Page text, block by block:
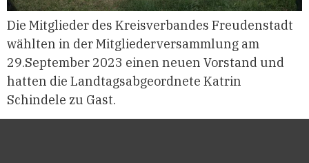
Die Mitglieder des Kreisverbandes Freudenstadt
wählten in der Mitgliederversammlung am
29.September 2023 einen neuen Vorstand und
hatten die Landtagsabgeordnete Katrin
Schindele zu Gast.